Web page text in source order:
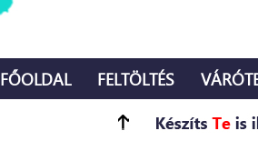
FŐOLDAL FELTÖLTÉS